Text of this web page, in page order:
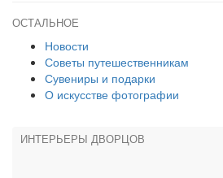
ОСТАЛЬНОЕ
Новости
Советы путешественникам
Сувениры и подарки
О искусстве фотографии
ИНТЕРЬЕРЫ ДВОРЦОВ